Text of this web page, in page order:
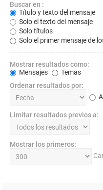
Buscar en :
Título y texto del mensaje
Solo el texto del mensaje
Solo títulos
Solo el primer mensaje de
Mostrar resultados como:
Mensajes
Temas
Ordenar resultados por:
Limitar resultados previos a:
Mostrar los primeros: